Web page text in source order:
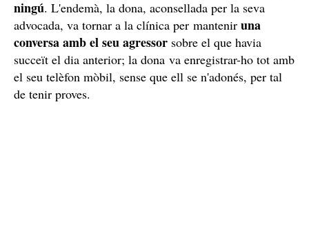
ningú. L'endemà, la dona, aconsellada per la seva
advocada, va tornar a la clínica per mantenir una
conversa amb el seu agressor sobre el que havia
succeït el dia anterior; la dona va enregistrar-ho tot amb
el seu telèfon mòbil, sense que ell se n'adonés, per tal
de tenir proves.